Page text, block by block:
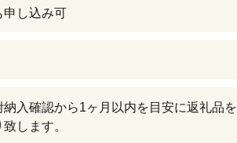
申し込み可
納入確認から1ヶ月以内を目安に返礼品を
します。